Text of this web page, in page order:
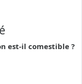
est-il comestible ?